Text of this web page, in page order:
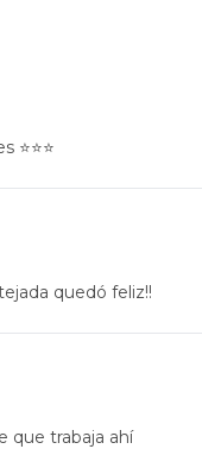
quedó feliz!!
que trabaja ahí